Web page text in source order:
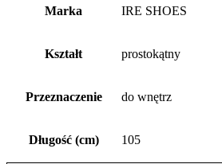
Marka IRE SHOES
Kształt prostokątny
Przeznaczenie do wnętrz
Długość (cm) 105